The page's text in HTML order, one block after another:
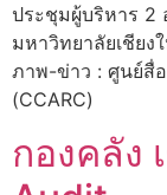
ประชุมผู้บริหาร 2
มหาวิทยาลัยเชีย
ภาพ-ข่าว : ศูนย์สื่
(CCARC)
กองคลัง